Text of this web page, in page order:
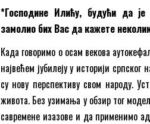
*Господине Илићу, будући да је
замолио бих Вас да кажете
Када говоримо о осам векова
највећем јубилеју у историји
су нову перспективу свом народу.
живота. Без узимања у обзир тог
савремене изазове и да применимо